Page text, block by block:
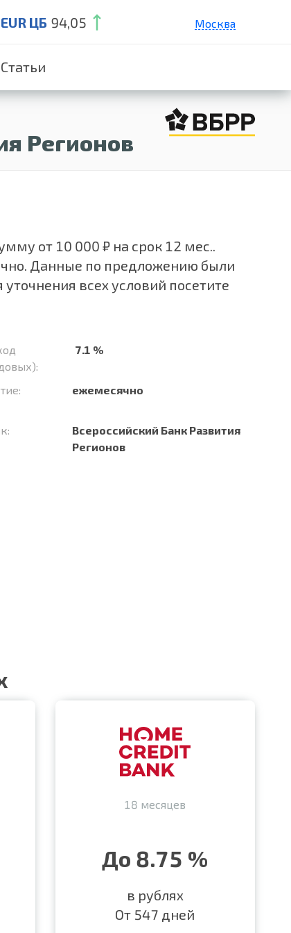
EUR ЦБ 94,05 Москва
Краснодар
Нижний Новгород
Статьи
Регионов
от 10 000 ₽ на срок 12 мес..
Данные по предложению были
всех условий посетите
7.1 %
ежемесячно
Всероссийский Банк Развития
Регионов
18 месяцев
До 8.75 %
в рублях
От 547 дней